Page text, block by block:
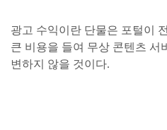
광고 수익이란 단물은 포털이
큰 비용을 들여 무상 콘텐츠 서
변하지 않을 것이다.